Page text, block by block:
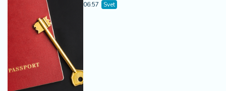
06:57 Svet